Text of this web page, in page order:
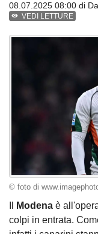
08.07.2025 08:00 di
VEDI LETTURE
© foto di
Modena è
colpi in entrata.